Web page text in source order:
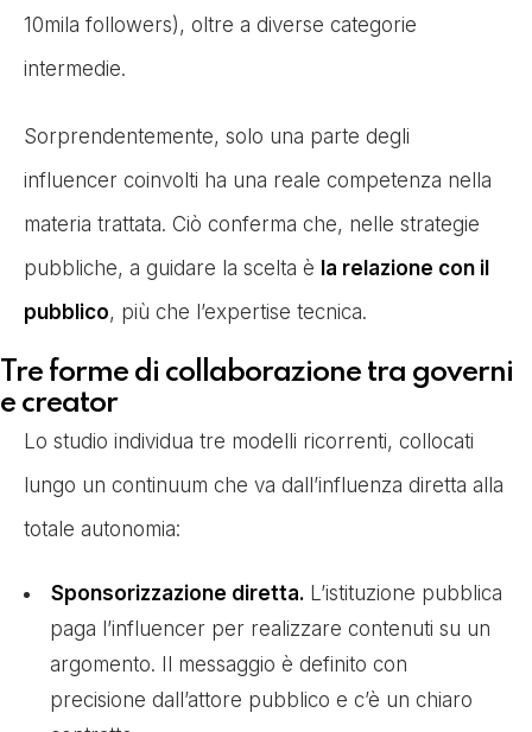
10mila followers), oltre a diverse categorie
intermedie.
Sorprendentemente, solo una parte degli
influencer coinvolti ha una reale competenza nella
materia trattata. Ciò conferma che, nelle strategie
pubbliche, a guidare la scelta è la relazione con il
pubblico, più che l’expertise tecnica.
Tre forme di collaborazione tra governi
e creator
Lo studio individua tre modelli ricorrenti, collocati
lungo un continuum che va dall’influenza diretta alla
totale autonomia:
Sponsorizzazione diretta. L’istituzione pubblica
paga l’influencer per realizzare contenuti su un
argomento. Il messaggio è definito con
precisione dall’attore pubblico e c’è un chiaro